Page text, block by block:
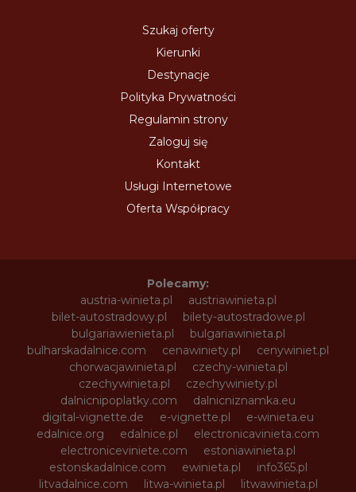
Szukaj oferty
Kierunki
Destynacje
Polityka Prywatności
Regulamin strony
Zaloguj się
Kontakt
Usługi Internetowe
Oferta Współpracy
Polecamy:
austria-winieta.pl
austriawinieta.pl
bilet-autostradowy.pl
bilety-autostradowe.pl
bulgariawienieta.pl
bulgariawinieta.pl
bulharskadalnice.com
cenawiniety.pl
cenywiniet.pl
chorwacjawinieta.pl
czechy-winieta.pl
czechywinieta.pl
czechywiniety.pl
dalnicnipoplatky.com
dalnicniznamka.eu
digital-vignette.de
e-vignette.pl
e-winieta.eu
edalnice.org
edalnice.pl
electronicavinieta.com
electroniceviniete.com
estoniawinieta.pl
estonskadalnice.com
ewinieta.pl
info365.pl
litvadalnice.com
litwa-winieta.pl
litwawinieta.pl